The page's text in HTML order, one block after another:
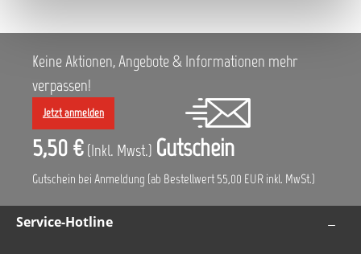
Wiederbefüllen durch Halten des Beutels wesentlich
Einwegdeckel mit integrierten Manschetten und Filtern in
voller Deckelbreite, 50 Einweginnenbecher, 1 wieder
verwendbaren Außenbecher aus Hartplastik und 32
Verschlusskappen. Vorteile: Adapter mit großem
Durchmesser und vier Greifpunkten Gewölbter Deckel mit
Lacksieb in voller Deckelbreite Verschlussring mit
Vierteldrehung Neuer Außenbecher bei jedem Kit
Zugangsöffnung zum Festhalten des Innenbechers Größere
Verschlusskappe Spezifikation Bechergröße: Standard
Keine Aktionen, Angebote & Informationen mehr
verpassen!
Jetzt anmelden
5,50 € (Inkl. Mwst.) Gutschein
Gutschein bei Anmeldung (ab Bestellwert 55,00 EUR inkl. MwSt.)
Service-Hotline